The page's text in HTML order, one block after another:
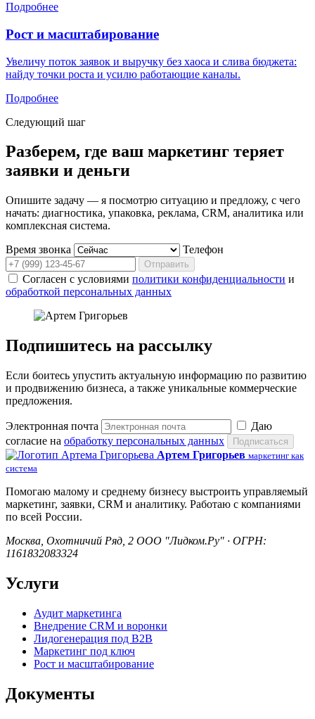
Подробнее
Рост и масштабирование
Увеличу поток заявок и выручку без хаоса и слива бюджета:
найду точки роста и усилю работающие каналы.
Подробнее
Следующий шаг
Разберем, где ваш маркетинг теряет
заявки и деньги
Опишите задачу — я посмотрю ситуацию и предложу, с чего
начать: диагностика, упаковка, реклама, CRM, аналитика или
комплексная система.
Время звонка
Телефон
Отправить
Согласен с условиями политики конфиденциальности и
обработкой персональных данных
Подпишитесь на рассылку
Если боитесь упустить актуальную информацию по развитию
и продвижению бизнеса, а также уникальные коммерческие
предложения.
Электронная почта
Даю
согласие на обработку персональных данных Подписаться
Артем Григорьев маркетинг как
система
Помогаю малому и среднему бизнесу выстроить управляемый
маркетинг, заявки, CRM и аналитику. Работаю с компаниями
по всей России.
Москва, Охотничий Ряд, 2 ООО "Лидком.Ру" · ОГРН:
1161832083324
Услуги
Аудит маркетинга
Внедрение CRM и воронки
Лидогенерация под B2B
Маркетинг под ключ
Рост и масштабирование
Документы